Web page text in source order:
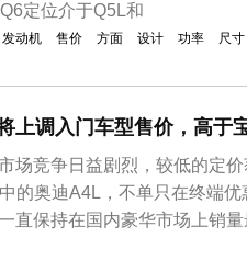
定位介于Q5L和
发动机 售价 方面 设计 功率 尺寸
上调入门车型售价，高于
场竞争日益剧烈，较低的定
的奥迪A4L，不单只在终端
直保持在国内豪华市场上销